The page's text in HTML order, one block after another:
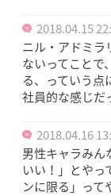
2018.04.15
ニル・アドミラ
ないってことで
る、っていう点
社員的な感じだ
2018.04.16
男性キャラみん
いい！」とやっ
ンに限る」って